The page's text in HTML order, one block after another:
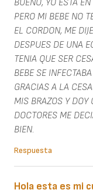
BUENO, YO ESTA
PERO MI BEBE NO
EL CORDON, ME
DESPUES DE UNA
TENIA QUE SER
BEBE SE
GRACIAS A LA
MIS BRAZOS Y DOY
DOCTORES ME
BIEN.
Respuesta
Hola esta es mi